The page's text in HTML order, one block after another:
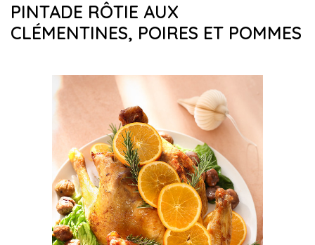
PINTADE RÔTIE AUX
CLÉMENTINES, POIRES ET POMMES